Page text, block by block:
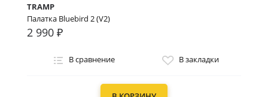
TRAMP
Палатка Bluebird 2 (V2)
2 990 ₽
В сравнение В закладки